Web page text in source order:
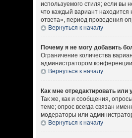
используемого стиля; если вы
что каждый вариант находится
ответа», период проведения
Вернуться к началу
Почему я не могу добавить
Ограничение количества
администратором
Вернуться к началу
Как мне отредактировать или
Так же, как и сообщения,
теме; опрос всегда связан
модераторы или
Вернуться к началу